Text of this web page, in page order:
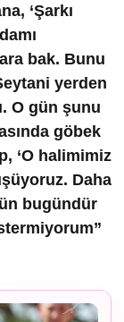
‘Şarkı
bak. Bunu
yerden
O gün şunu
göbek
‘O halimimiz
Daha
bugündür